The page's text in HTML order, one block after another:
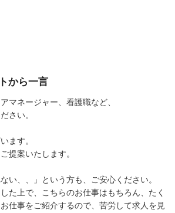
から一言
マネージャー、看護職など、
さい。
ます。
提案いたします。
い、、」という方も、ご安心ください。
た上で、こちらのお仕事はもちろん、たく
仕事をご紹介するので、苦労して求人を見